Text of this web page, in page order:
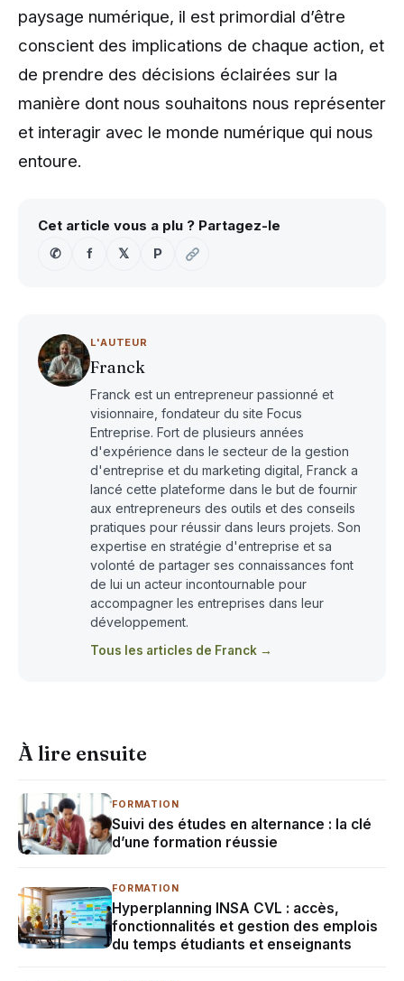
paysage numérique, il est primordial d’être
conscient des implications de chaque action, et
de prendre des décisions éclairées sur la
manière dont nous souhaitons nous représenter
et interagir avec le monde numérique qui nous
entoure.
Cet article vous a plu ? Partagez-le
✆
f 𝕏 P
L'AUTEUR
Franck
Franck est un entrepreneur passionné et
visionnaire, fondateur du site Focus
Entreprise. Fort de plusieurs années
d'expérience dans le secteur de la gestion
d'entreprise et du marketing digital, Franck a
lancé cette plateforme dans le but de fournir
aux entrepreneurs des outils et des conseils
pratiques pour réussir dans leurs projets. Son
expertise en stratégie d'entreprise et sa
volonté de partager ses connaissances font
de lui un acteur incontournable pour
accompagner les entreprises dans leur
développement.
Tous les articles de Franck →
À lire ensuite
FORMATION
Suivi des études en alternance : la clé
d’une formation réussie
FORMATION
Hyperplanning INSA CVL : accès,
fonctionnalités et gestion des emplois
du temps étudiants et enseignants